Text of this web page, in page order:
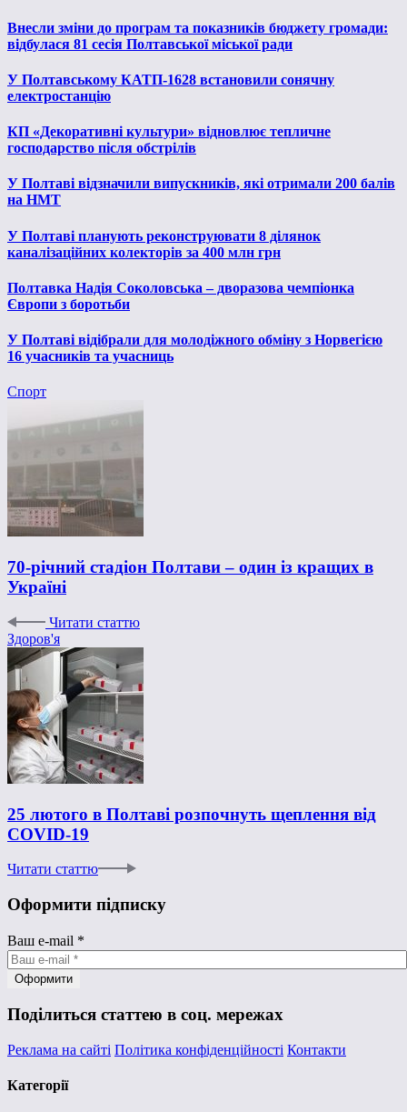
Внесли зміни до програм та показників бюджету громади:
відбулася 81 сесія Полтавської міської ради
У Полтавському КАТП-1628 встановили сонячну
електростанцію
КП «Декоративні культури» відновлює тепличне
господарство після обстрілів
У Полтаві відзначили випускників, які отримали 200 балів
на НМТ
У Полтаві планують реконструювати 8 ділянок
каналізаційних колекторів за 400 млн грн
Полтавка Надія Соколовська – дворазова чемпіонка
Європи з боротьби
У Полтаві відібрали для молодіжного обміну з Норвегією
16 учасників та учасниць
Спорт
70-річний стадіон Полтави – один із кращих в
Україні
Читати статтю
Здоров'я
25 лютого в Полтаві розпочнуть щеплення від
COVID-19
Читати статтю
Оформити підписку
Ваш e-mail *
Поділиться статтею в соц. мережах
Реклама на сайті Політика конфіденційності Контакти
Категорії